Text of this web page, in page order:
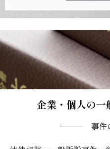
企業・個人の
事件